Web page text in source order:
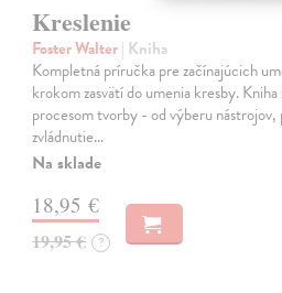
Kreslenie
Foster Walter| Kniha
Kompletná príručka pre začínajúcich
krokom zasvätí do umenia kresby.
procesom tvorby - od výberu
zvládnutie…
Na sklade
18,95 €
19,95 € ?